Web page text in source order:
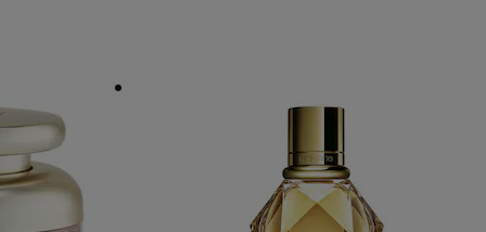
personnaliser vos choix concernant
Sephora pourra associer les
collectées ou générées lors
Voous pouvez à tout moment choisir
ici.